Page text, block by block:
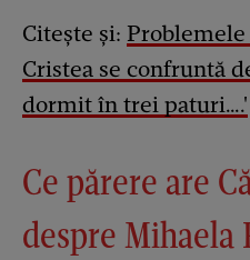
Citește și: Problemele
Cristea se confruntă
dormit în trei paturi….'
Ce părere are
despre Mihaela